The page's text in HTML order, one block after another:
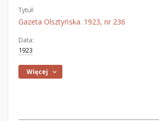
Tytuł:
Gazeta Olsztyńska. 1923, nr 236
Data:
1923
Więcej